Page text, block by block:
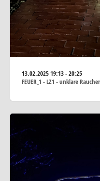
13.02.202519:13 - 20:25
FEUER_1 - LZ1 - unklare